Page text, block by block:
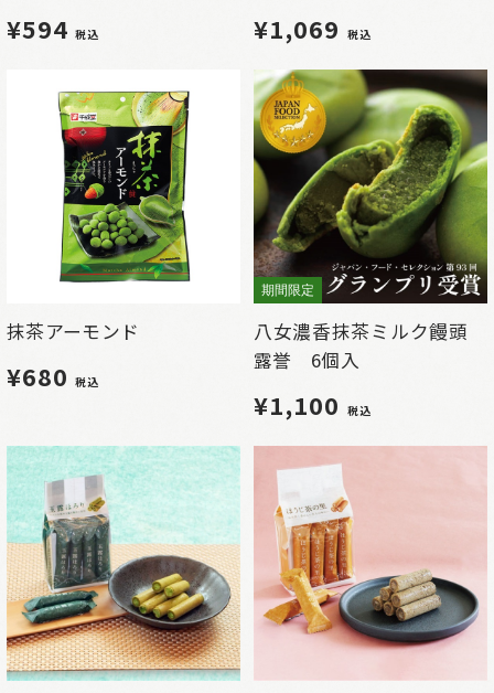
¥594税込 ¥1,069 税込
抹茶アーモンド
¥680税込
期間限定
八女濃香抹茶ミルク饅頭
露誉 6個入
¥1,100 税込